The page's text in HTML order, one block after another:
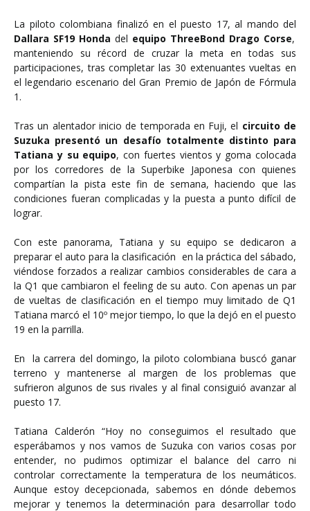
La piloto colombiana finalizó en el puesto 17, al mando del
Dallara SF19 Honda del equipo ThreeBond Drago Corse,
manteniendo su récord de cruzar la meta en todas sus
participaciones, tras completar las 30 extenuantes vueltas en
el legendario escenario del Gran Premio de Japón de Fórmula
1.
Tras un alentador inicio de temporada en Fuji, el circuito de
Suzuka presentó un desafío totalmente distinto para
Tatiana y su equipo, con fuertes vientos y goma colocada
por los corredores de la Superbike Japonesa con quienes
compartían la pista este fin de semana, haciendo que las
condiciones fueran complicadas y la puesta a punto difícil de
lograr.
Con este panorama, Tatiana y su equipo se dedicaron a
preparar el auto para la clasificación en la práctica del sábado,
viéndose forzados a realizar cambios considerables de cara a
la Q1 que cambiaron el feeling de su auto. Con apenas un par
de vueltas de clasificación en el tiempo muy limitado de Q1
Tatiana marcó el 10º mejor tiempo, lo que la dejó en el puesto
19 en la parrilla.
En la carrera del domingo, la piloto colombiana buscó ganar
terreno y mantenerse al margen de los problemas que
sufrieron algunos de sus rivales y al final consiguió avanzar al
puesto 17.
Tatiana Calderón “Hoy no conseguimos el resultado que
esperábamos y nos vamos de Suzuka con varios cosas por
entender, no pudimos optimizar el balance del carro ni
controlar correctamente la temperatura de los neumáticos.
Aunque estoy decepcionada, sabemos en dónde debemos
mejorar y tenemos la determinación para desarrollar todo